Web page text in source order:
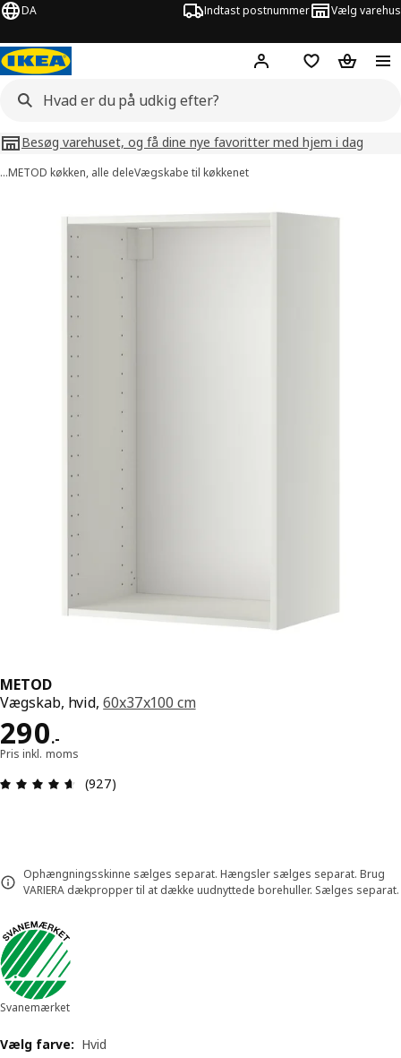
DA Indtast postnummer Vælg varehus
Hej! Log ind her
Huskeliste
Kurv
Besøg varehuset, og få dine nye favoritter med hjem i dag
…METOD køkken, alle deleVægskabe til køkkenet
METOD
Vægskab, hvid,60x37x100 cm
290.-
Pris 290.-
Pris inkl. moms
Anmeldelse: 4.6 Ud af 5 Stjerner. Anmeldelser i
(927)
Ophængningsskinne sælges separat. Hængsler sælges separat. Brug
VARIERA dækpropper til at dække uudnyttede borehuller. Sælges separat.
Svanemærket
Vælg farve: Hvid